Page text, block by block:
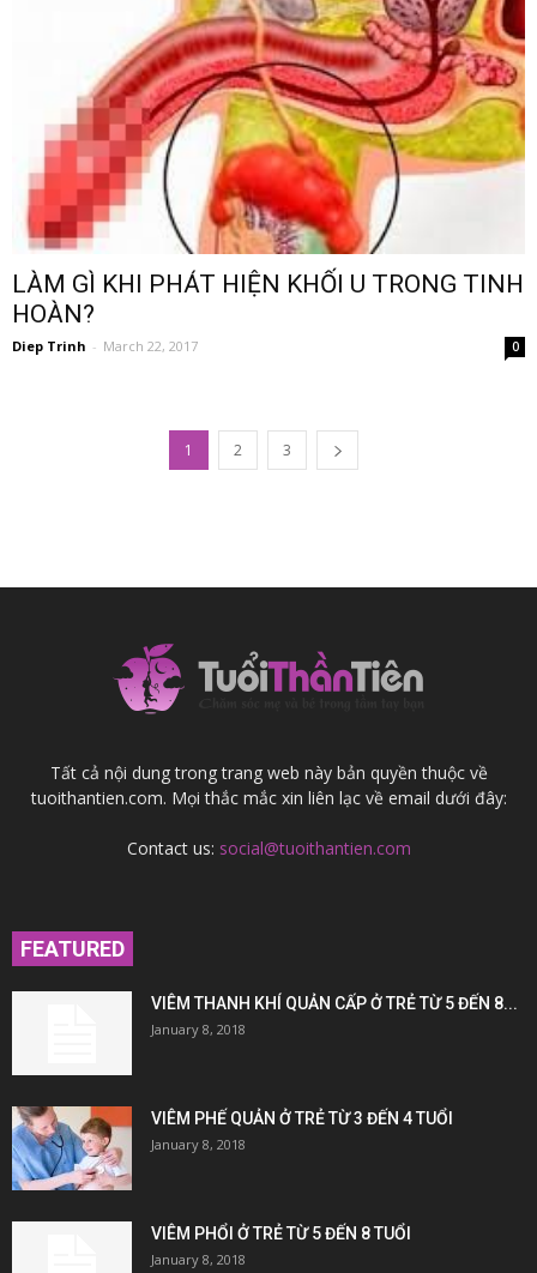
LÀM GÌ KHI PHÁT HIỆN KHỐI U TRONG TINH
HOÀN?
Diep Trinh - March 22, 2017 0
1 2 3
Tất cả nội dung trong trang web này bản quyền thuộc về
tuoithantien.com. Mọi thắc mắc xin liên lạc về email dưới đây:
Contact us: social@tuoithantien.com
FEATURED
VIÊM THANH KHÍ QUẢN CẤP Ở TRẺ TỪ 5 ĐẾN 8...
January 8, 2018
VIÊM PHẾ QUẢN Ở TRẺ TỪ 3 ĐẾN 4 TUỔI
January 8, 2018
VIÊM PHỔI Ở TRẺ TỪ 5 ĐẾN 8 TUỔI
January 8, 2018